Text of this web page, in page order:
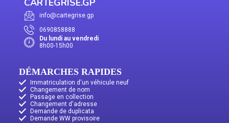
CARTEGRISE.GP
info@cartegrise.gp
0690858888
Du lundi au vendredi
8h00-15h00
DÉMARCHES RAPIDES
Immatriculation d'un véhicule neuf
Changement de nom
Passage en collection
Changement d'adresse
Demande de duplicata
Demande WW provisoire